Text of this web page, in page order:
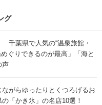
グ
千葉県で人気の“温泉旅館・
ぐりできるのが最高」「海と
声
がらゆったりとくつろげるお
「かき氷」の名店10選！